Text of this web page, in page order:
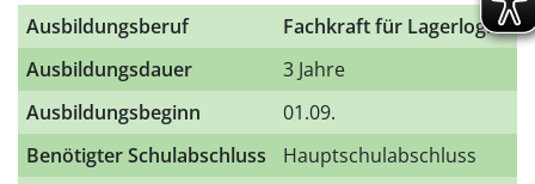
Ausbildungsberuf
Fachkraft für Lagerlogistik
Ausbildungsdauer
3 Jahre
Ausbildungsbeginn
01.09.
Benötigter Schulabschluss
Hauptschulabschluss